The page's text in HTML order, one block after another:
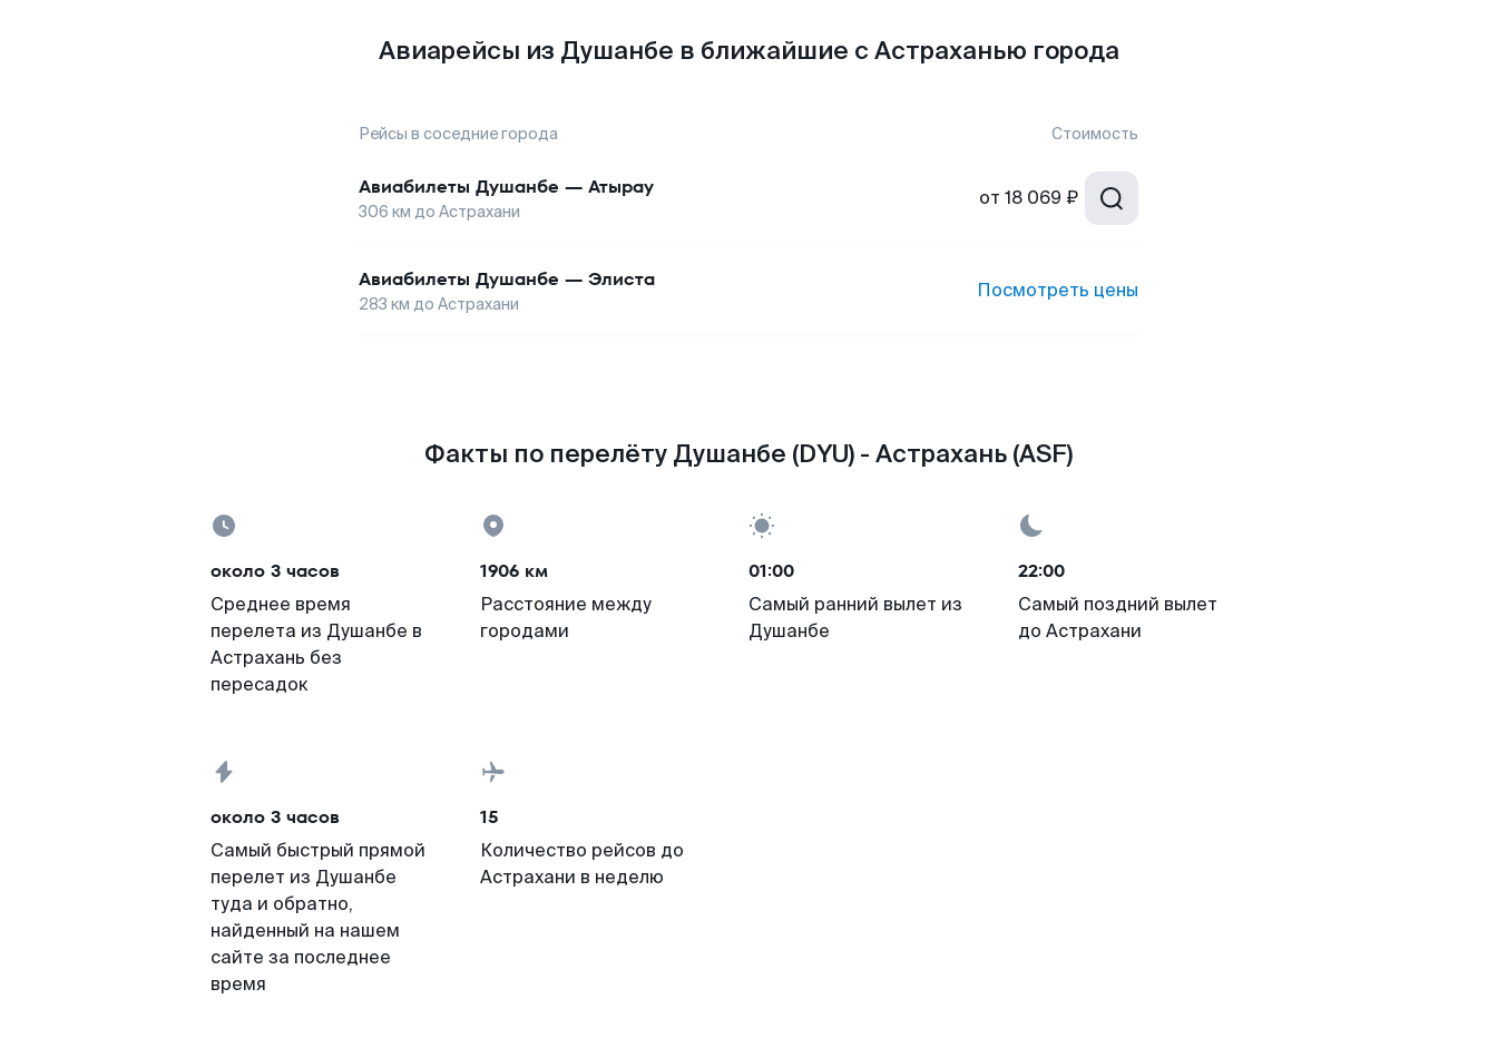
Авиарейсы из Душанбе в ближайшие с Астраханью города
Рейсы в соседние города Стоимость
Авиабилеты Душанбе — Атырау
306 км до Астрахани
от 18 069 ₽
Авиабилеты Душанбе — Элиста
283 км до Астрахани
Посмотреть цены
Факты по перелёту Душанбе (DYU) - Астрахань (ASF)
около 3 часов
Среднее время
перелета из Душанбе в
Астрахань без
пересадок
1906 км
Расстояние между
городами
01:00
Самый ранний вылет из
Душанбе
22:00
Самый поздний вылет
до Астрахани
около 3 часов
Самый быстрый прямой
перелет из Душанбе
туда и обратно,
найденный на нашем
сайте за последнее
время
15
Количество рейсов до
Астрахани в неделю